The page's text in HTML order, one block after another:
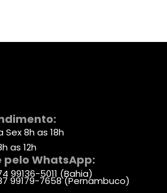
Sex 8h as 18h
as 12h
pelo WhatsApp:
99136-5011 (Bahia)
99179-7658 (Pernambuco)